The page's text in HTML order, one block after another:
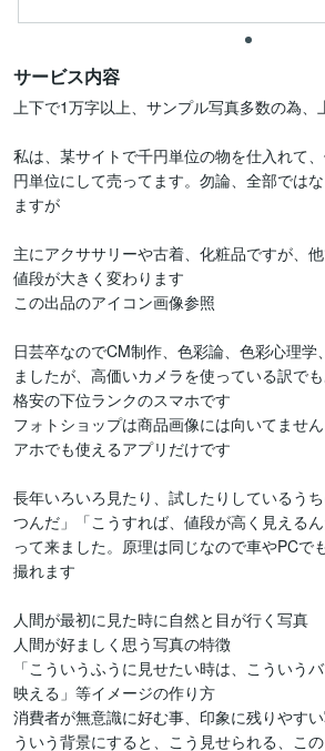
サービス内容
上下で1万字以上、サンプル写真多数の為、
私は、某サイトで千円単位の物を仕入れて
円単位にして売ってます。勿論、全部では
ますが
主にアクササリーや古着、化粧品ですが、
値段が大きく変わります
この出品のアイコン画像参照
日芸卒なのでCM制作、色彩論、色彩心理学
ましたが、高価いカメラを使っている訳で
格安の下位ランクのスマホです
フォトショップは商品画像には向いてません
アホでも使えるアプリだけです
長年いろいろ見たり、試したりしているう
つんだ」「こうすれば、値段が高く見える
って来ました。原理は同じなので車やPCで
撮れます
人間が最初に見た時に自然と目が行く写真
人間が好ましく思う写真の特徴
「こういうふうに見せたい時は、こういう
映える」等イメージの作り方
消費者が無意識に好む事、印象に残りやす
ういう背景にすると、こう見せられる、こ